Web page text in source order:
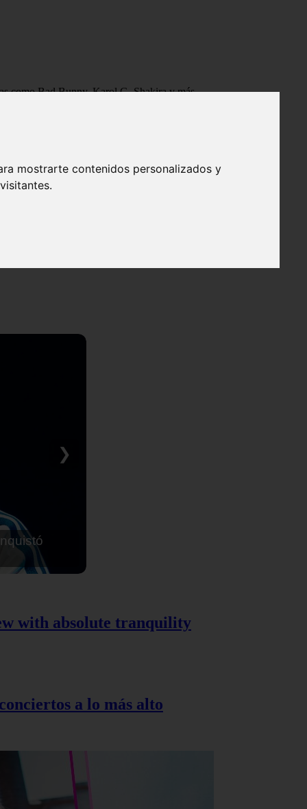
mostrarte contenidos personalizados y
como Bad Bunny, Karol G, Shakira y más.
❯
with absolute tranquility
a lo más alto